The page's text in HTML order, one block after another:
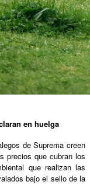
en huelga
de Suprema creen
precios que cubran los
que realizan las
bajo el sello de la